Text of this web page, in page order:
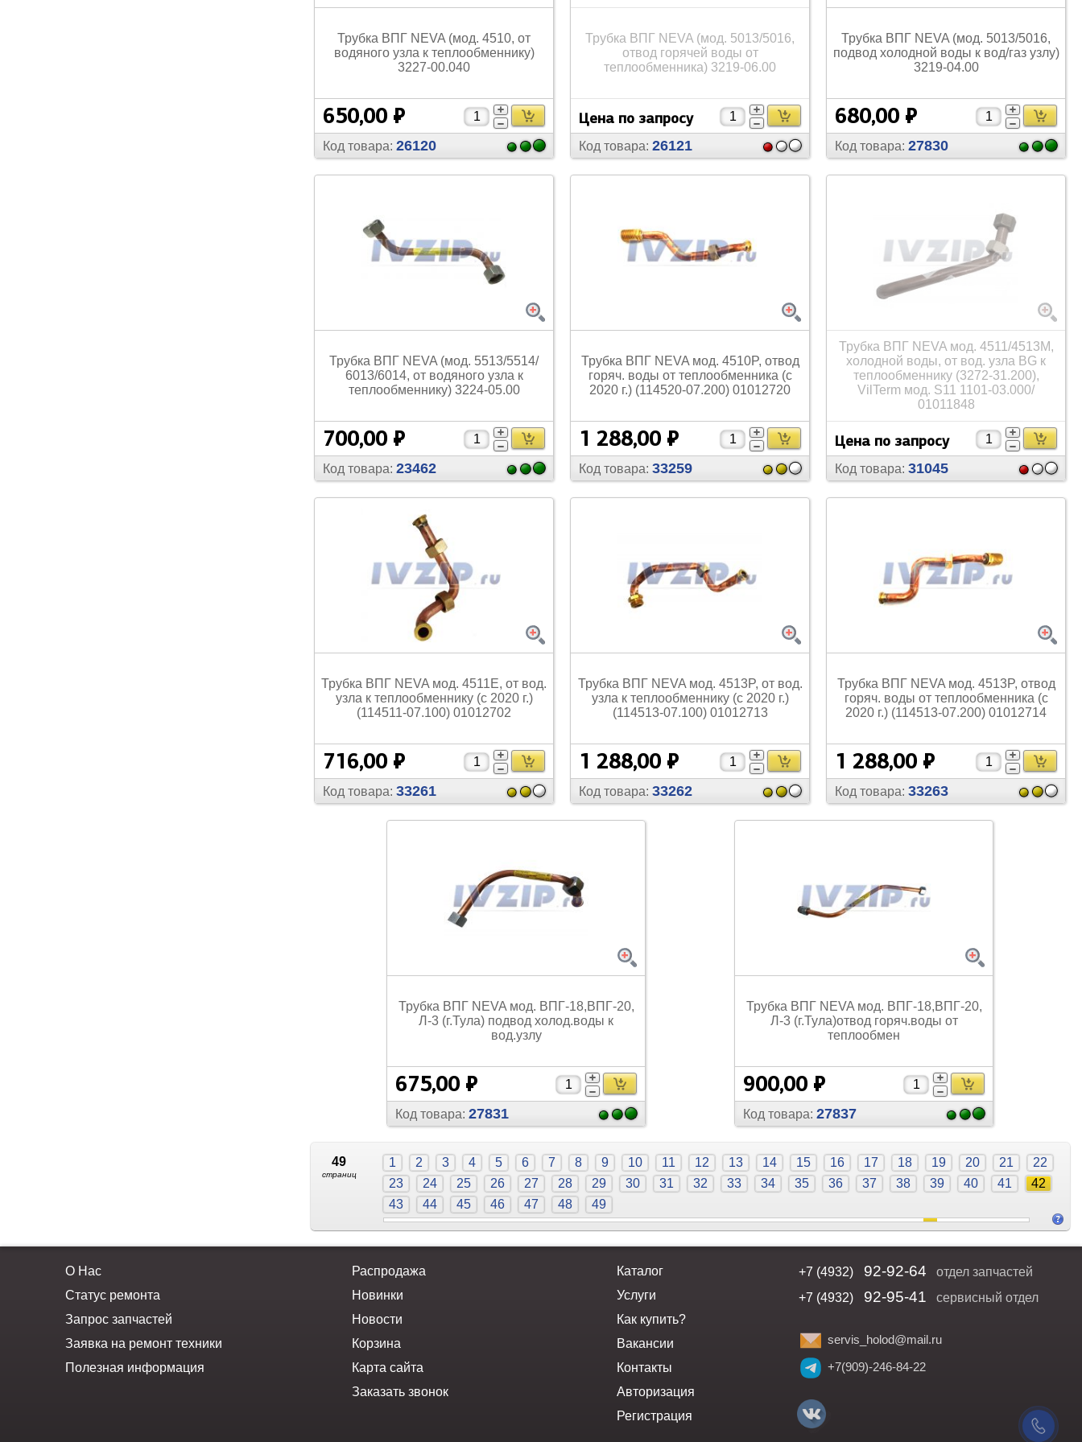
Весы Наборы инструмента Труборасширители
Трубка ВПГ NEVA (мод. 4510, от
водяного узла к теплообменнику)
3227-00.040
650,00 ₽
Код товара: 26120
Трубка ВПГ NEVA (мод. 5013/5016,
отвод горячей воды от
теплообменника) 3219-06.00
Цена по запросу
Код товара: 26121
Трубка ВПГ NEVA (мод. 5013/5016,
подвод холодной воды к вод/газ узлу)
3219-04.00
680,00 ₽
Код товара: 27830
Трубка ВПГ NEVA (мод. 5513/5514/
6013/6014, от водяного узла к
теплообменнику) 3224-05.00
700,00 ₽
Код товара: 23462
Трубка ВПГ NEVA мод. 4510P, отвод
горяч. воды от теплообменника (с
2020 г.) (114520-07.200) 01012720
1 288,00 ₽
Код товара: 33259
Трубка ВПГ NEVA мод. 4511/4513М,
холодной воды, от вод. узла BG к
теплообменнику (3272-31.200),
VilTerm мод. S11 1101-03.000/
01011848
Цена по запросу
Код товара: 31045
Трубка ВПГ NEVA мод. 4511Е, от вод.
узла к теплообменнику (с 2020 г.)
(114511-07.100) 01012702
716,00 ₽
Код товара: 33261
Трубка ВПГ NEVA мод. 4513P, от вод.
узла к теплообменнику (с 2020 г.)
(114513-07.100) 01012713
1 288,00 ₽
Код товара: 33262
Трубка ВПГ NEVA мод. 4513P, отвод
горяч. воды от теплообменника (с
2020 г.) (114513-07.200) 01012714
1 288,00 ₽
Код товара: 33263
Трубка ВПГ NEVA мод. ВПГ-18,ВПГ-20,
Л-3 (г.Тула) подвод холод.воды к
вод.узлу
675,00 ₽
Код товара: 27831
Трубка ВПГ NEVA мод. ВПГ-18,ВПГ-20,
Л-3 (г.Тула)отвод горяч.воды от
теплообмен
900,00 ₽
Код товара: 27837
49
страниц
1 2 3 4 5 6 7 8 9 10 11 12 13 14 15 16 17 18 19 20 21
22
23
24 25 26 27 28 29 30 31 32 33 34 35 36 37 38 39 40 41
42
43
44 45 46 47 48 49
О Нас
Статус ремонта
Запрос запчастей
Заявка на ремонт техники
Полезная информация
Распродажа
Новинки
Новости
Корзина
Карта сайта
Заказать звонок
Каталог
Услуги
Как купить?
Вакансии
Контакты
Авторизация
Регистрация
+7 (4932) 92-92-64
отдел запчастей
+7 (4932)
92-95-41 сервисный отдел
servis_holod@mail.ru
+7(909)-246-84-22